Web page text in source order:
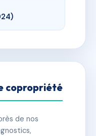
copropriété
de nos